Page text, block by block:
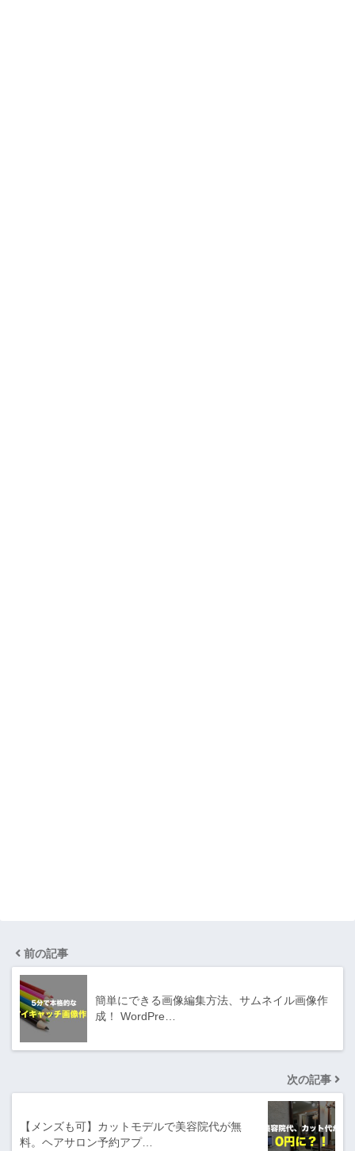
前の記事
簡単にできる画像編集方法、サムネイル画像作
成！ WordPre…
次の記事
【メンズも可】カットモデルで美容院代が無
料。ヘアサロン予約アプ…